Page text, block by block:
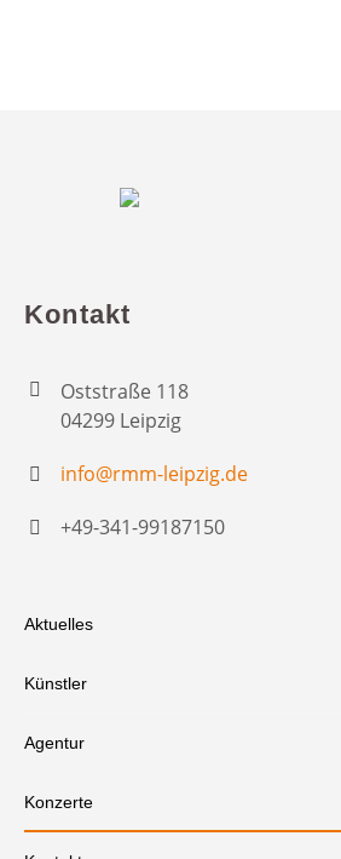
Kontakt
Oststraße 118
04299 Leipzig
info@rmm-leipzig.de
+49-341-99187150
Aktuelles
Künstler
Agentur
Konzerte